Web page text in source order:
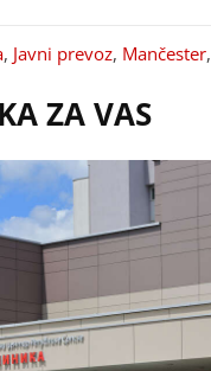
, Javni prevoz, Mančester,
ZA VAS